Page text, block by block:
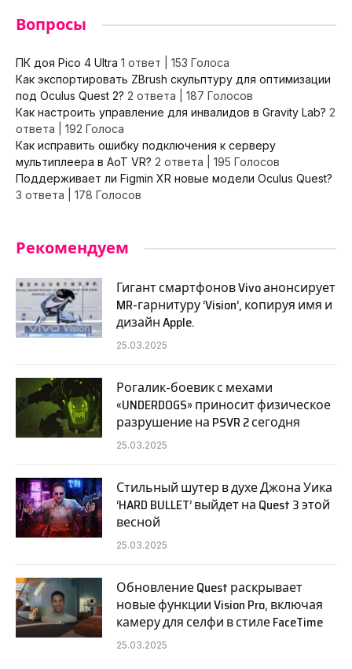
Вопросы
ПК доя Pico 4 Ultra 1 ответ
153 Голоса
Как экспортировать ZBrush скульптуру для оптимизации
под Oculus Quest 2? 2 ответа
187 Голосов
Как настроить управление для инвалидов в Gravity Lab? 2
ответа
192 Голоса
Как исправить ошибку подключения к серверу
мультиплеера в AoT VR? 2 ответа
195 Голосов
Поддерживает ли Figmin XR новые модели Oculus Quest?
3 ответа
178 Голосов
Рекомендуем
Гигант смартфонов Vivo анонсирует
MR-гарнитуру ‘Vision’, копируя имя и
дизайн Apple.
25.03.2025
Рогалик-боевик с мехами
«UNDERDOGS» приносит физическое
разрушение на PSVR 2 сегодня
25.03.2025
Стильный шутер в духе Джона Уика
‘HARD BULLET’ выйдет на Quest 3 этой
весной
25.03.2025
Обновление Quest раскрывает
новые функции Vision Pro, включая
камеру для селфи в стиле FaceTime
25.03.2025